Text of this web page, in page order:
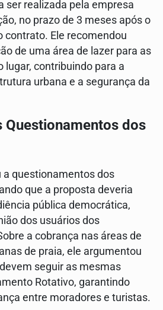
ser realizada pela empresa
no prazo de 3 meses após o
contrato. Ele recomendou
de uma área de lazer para as
lugar, contribuindo para a
urbana e a segurança da
Questionamentos dos
a questionamentos dos
que a proposta deveria
pública democrática,
dos usuários dos
a cobrança nas áreas de
de praia, ele argumentou
seguir as mesmas
Rotativo, garantindo
entre moradores e turistas.